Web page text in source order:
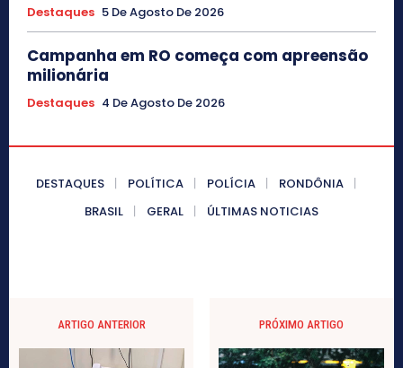
Destaques 5 De Agosto De 2026
Campanha em RO começa com apreensão
milionária
Destaques 4 De Agosto De 2026
DESTAQUES POLÍTICA POLÍCIA
RONDÔNIA
BRASIL
GERAL ÚLTIMAS NOTICIAS
ARTIGO ANTERIOR PRÓXIMO ARTIGO